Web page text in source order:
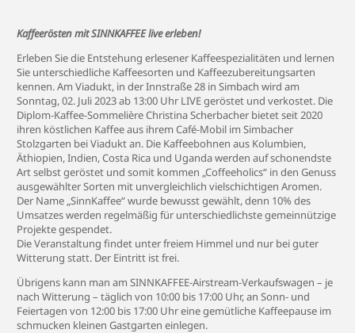
Kaffeerösten mit SINNKAFFEE live erleben!
Erleben Sie die Entstehung erlesener Kaffeespezialitäten und lernen
Sie unterschiedliche Kaffeesorten und Kaffeezubereitungsarten
kennen. Am Viadukt, in der Innstraße 28 in Simbach wird am
Sonntag, 02. Juli 2023 ab 13:00 Uhr LIVE geröstet und verkostet. Die
Diplom-Kaffee-Sommelière Christina Scherbacher bietet seit 2020
ihren köstlichen Kaffee aus ihrem Café-Mobil im Simbacher
Stolzgarten bei Viadukt an. Die Kaffeebohnen aus Kolumbien,
Äthiopien, Indien, Costa Rica und Uganda werden auf schonendste
Art selbst geröstet und somit kommen „Coffeeholics“ in den Genuss
ausgewählter Sorten mit unvergleichlich vielschichtigen Aromen.
Der Name „SinnKaffee“ wurde bewusst gewählt, denn 10% des
Umsatzes werden regelmäßig für unterschiedlichste gemeinnützige
Projekte gespendet.
Die Veranstaltung findet unter freiem Himmel und nur bei guter
Witterung statt. Der Eintritt ist frei.
Übrigens kann man am SINNKAFFEE-Airstream-Verkaufswagen – je
nach Witterung – täglich von 10:00 bis 17:00 Uhr, an Sonn- und
Feiertagen von 12:00 bis 17:00 Uhr eine gemütliche Kaffeepause im
schmucken kleinen Gastgarten einlegen.